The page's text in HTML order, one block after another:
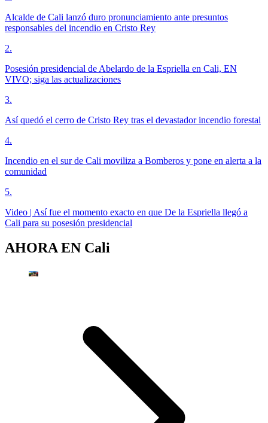
Alcalde de Cali lanzó duro pronunciamiento ante presuntos
responsables del incendio en Cristo Rey
2.
Posesión presidencial de Abelardo de la Espriella en Cali, EN
VIVO; siga las actualizaciones
3.
Así quedó el cerro de Cristo Rey tras el devastador incendio forestal
4.
Incendio en el sur de Cali moviliza a Bomberos y pone en alerta a la
comunidad
5.
Video | Así fue el momento exacto en que De la Espriella llegó a
Cali para su posesión presidencial
AHORA EN Cali